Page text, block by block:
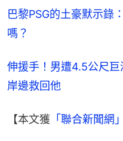
巴黎PSG的土豪默示錄
嗎？
伸援手！男遭4.5公尺
岸邊救回他
【本文獲 「聯合新聞網」